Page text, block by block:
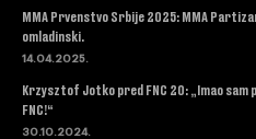
MMA Prvenstvo Srbije 2025: MMA
omladinski.
14.04.2025.
Krzysztof Jotko pred FNC 20: „Imao sam
FNC!“
30.10.2024.